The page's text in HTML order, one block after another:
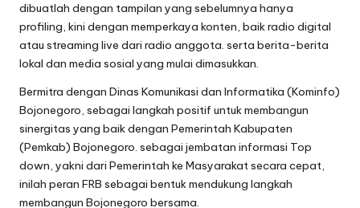
dibuatlah dengan tampilan yang sebelumnya hanya
profiling, kini dengan memperkaya konten, baik radio digital
atau streaming live dari radio anggota. serta berita-berita
lokal dan media sosial yang mulai dimasukkan.
Bermitra dengan Dinas Komunikasi dan Informatika (Kominfo)
Bojonegoro, sebagai langkah positif untuk membangun
sinergitas yang baik dengan Pemerintah Kabupaten
(Pemkab) Bojonegoro. sebagai jembatan informasi Top
down, yakni dari Pemerintah ke Masyarakat secara cepat,
inilah peran FRB sebagai bentuk mendukung langkah
membangun Bojonegoro bersama.